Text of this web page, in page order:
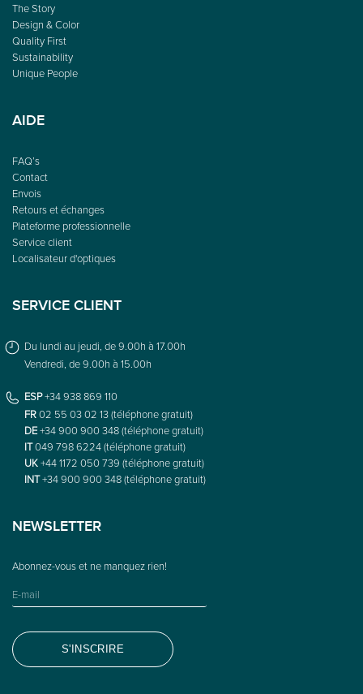
The Story
Design & Color
Quality First
Sustainability
Unique People
AIDE
FAQ’s
Contact
Envois
Retours et échanges
Plateforme professionnelle
Service client
Localisateur d'optiques
SERVICE CLIENT
Du lundi au jeudi, de 9.00h à 17.00h
Vendredi, de 9.00h à 15.00h
ESP+34 938 869 110
FR02 55 03 02 13 (téléphone gratuit)
DE+34 900 900 348 (téléphone gratuit)
IT049 798 6224 (téléphone gratuit)
UK+44 1172 050 739 (téléphone gratuit)
INT+34 900 900 348 (téléphone gratuit)
NEWSLETTER